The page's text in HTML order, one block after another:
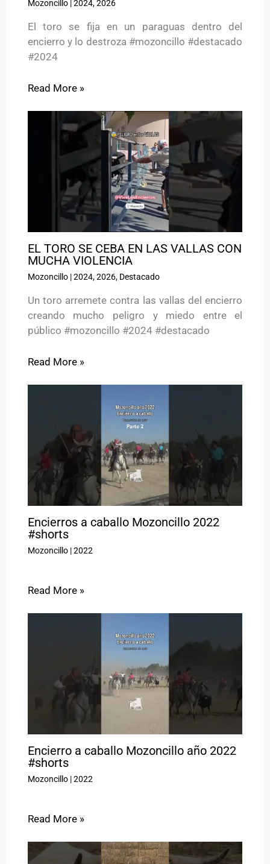
Mozoncillo| 2024,2026
El toro se fija en un paraguas dentro del
encierro y lo destroza #mozoncillo #destacado
#2024
Read More »
EL TORO SE CEBA EN LAS VALLAS CON
MUCHA VIOLENCIA
Mozoncillo|2024,2026, Destacado
Un toro arremete contra las vallas del encierro
creando mucho peligro y miedo entre el
público #mozoncillo #2024 #destacado
Read More »
Encierros a caballo Mozoncillo 2022
#shorts
Mozoncillo|2022
Read More »
Encierro a caballo Mozoncillo año 2022
#shorts
Mozoncillo|2022
Read More »